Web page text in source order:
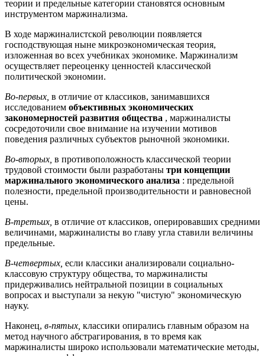
теории и предельные категории становятся основным
инструментом маржинализма.
В ходе маржиналистской революции появляется
господствующая ныне микроэкономическая теория,
изложенная во всех учебниках экономике. Маржинализм
осуществляет переоценку ценностей классической
политической экономии.
Во-первых, в отличие от классиков, занимавшихся
исследованием объективных экономических
закономерностей развития общества , маржиналисты
сосредоточили свое внимание на изучении мотивов
поведения различных субъектов рыночной экономики.
Во-вторых, в противоположность классической теории
трудовой стоимости были разработаны три концепции
маржинального экономического анализа : предельной
полезности, предельной производительности и равновесной
цены.
В-третьих, в отличие от классиков, оперировавших средними
величинами, маржиналисты во главу угла ставили величины
предельные.
В-четвертых, если классики анализировали социально-
классовую структуру общества, то маржиналисты
придерживались нейтральной позиции в социальных
вопросах и выступали за некую "чистую" экономическую
науку.
Наконец, в-пятых, классики опирались главным образом на
метод научного абстрагирования, в то время как
маржиналисты широко использовали математические методы,